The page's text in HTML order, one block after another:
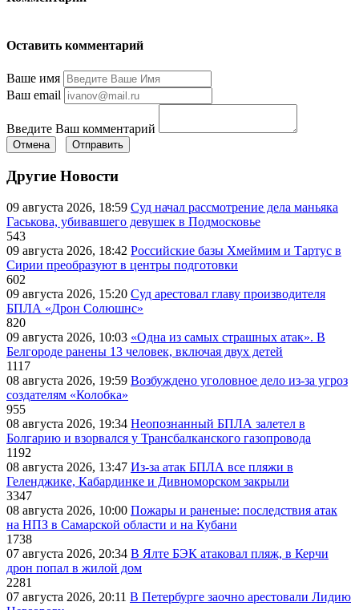
Оставить комментарий
Ваше имя
Ваш email
Введите Ваш комментарий
Отмена Отправить
Другие Новости
09 августа 2026, 18:59 Суд начал рассмотрение дела маньяка
Гаськова, убивавшего девушек в Подмосковье
543
09 августа 2026, 18:42 Российские базы Хмеймим и Тартус в
Сирии преобразуют в центры подготовки
602
09 августа 2026, 15:20 Суд арестовал главу производителя
БПЛА «Дрон Солюшнс»
820
09 августа 2026, 10:03 «Одна из самых страшных атак». В
Белгороде ранены 13 человек, включая двух детей
1117
08 августа 2026, 19:59 Возбуждено уголовное дело из-за угроз
создателям «Колобка»
955
08 августа 2026, 19:34 Неопознанный БПЛА залетел в
Болгарию и взорвался у Трансбалканского газопровода
1192
08 августа 2026, 13:47 Из-за атак БПЛА все пляжи в
Геленджике, Кабардинке и Дивноморском закрыли
3347
08 августа 2026, 10:00 Пожары и раненые: последствия атак
на НПЗ в Самарской области и на Кубани
1738
07 августа 2026, 20:34 В Ялте БЭК атаковал пляж, в Керчи
дрон попал в жилой дом
2281
07 августа 2026, 20:11 В Петербурге заочно арестовали Лидию